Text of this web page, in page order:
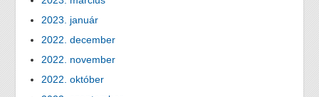
2023. január
2022. december
2022. november
2022. október